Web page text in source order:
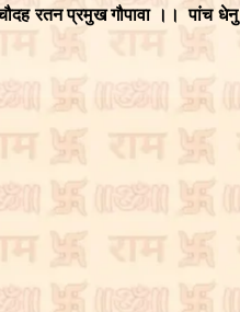
रतन प्रमुख गौपावा ।। पांच धेनु